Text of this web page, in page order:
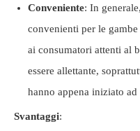
Conveniente: In
convenienti per le
ai consumatori attenti al
essere allettante,
hanno appena iniziato
Svantaggi: